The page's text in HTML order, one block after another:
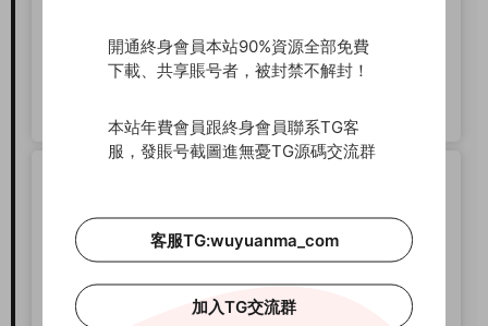
開通終身會員本站90%資源全部免費
下載、共享賬号者，被封禁不解封！
本站年費會員跟終身會員聯系TG客
服，發賬号截圖進無憂TG源碼交流群
客服TG:wuyuanma_com
加入TG交流群